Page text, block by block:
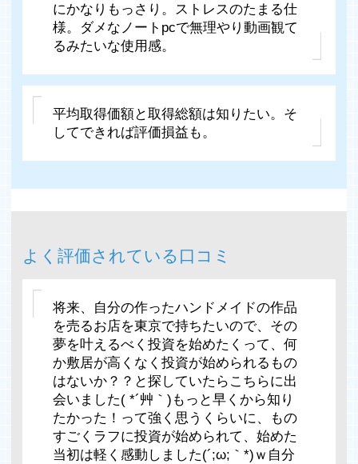
にかなりもっさり。ストレスのたまる仕
様。ダメなノートpcで無理やり動画観て
るみたいな使用感。
平均取得価額と取得総額は知りたい。そ
してできれば評価損益も。
よく評価されている口コミ
将来、自分の作ったハンドメイドの作品
を売るお店を東京で持ちたいので、その
夢を叶えるべく投資を始めたくって、何
か敷居が高くなく投資が始められるもの
はないか？？と探していたらこちらに出
会いました( *´艸｀)もっと早くから知り
たかった！って強く思うくらいに、もの
すごくラフに投資が始められて、始めた
当初は軽く感動しました(´;ω;｀*)ｗ自分